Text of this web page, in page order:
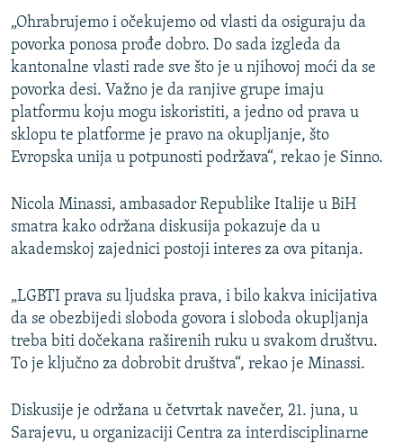
„Ohrabrujemo i očekujemo od vlasti da osiguraju da
povorka ponosa prođe dobro. Do sada izgleda da
kantonalne vlasti rade sve što je u njihovoj moći da se
povorka desi. Važno je da ranjive grupe imaju
platformu koju mogu iskoristiti, a jedno od prava u
sklopu te platforme je pravo na okupljanje, što
Evropska unija u potpunosti podržava“, rekao je Sinno.
Nicola Minassi, ambasador Republike Italije u BiH
smatra kako održana diskusija pokazuje da u
akademskoj zajednici postoji interes za ova pitanja.
„LGBTI prava su ljudska prava, i bilo kakva inicijativa
da se obezbijedi sloboda govora i sloboda okupljanja
treba biti dočekana raširenih ruku u svakom društvu.
To je ključno za dobrobit društva“, rekao je Minassi.
Diskusije je održana u četvrtak navečer, 21. juna, u
Sarajevu, u organizaciji Centra za interdisciplinarne